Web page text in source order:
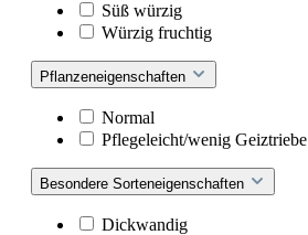
Süß würzig
Würzig fruchtig
Pflanzeneigenschaften
Normal
Pflegeleicht/wenig Geiztriebe
Besondere Sorteneigenschaften
Dickwandig